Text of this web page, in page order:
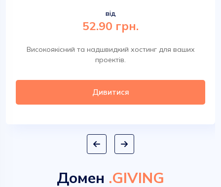
від
52.90 грн.
Високоякісний та надшвидкий хостинг для ваших
проектів.
Дивитися
Домен .GIVING